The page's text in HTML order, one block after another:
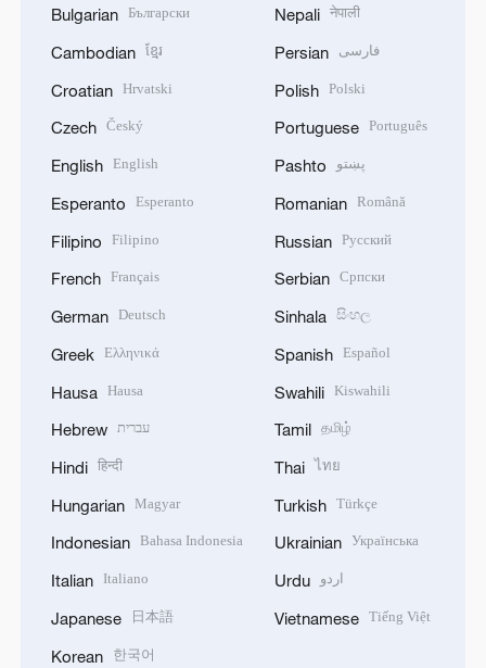
Bulgarian Български
Cambodian ខ្មែរ
Croatian Hrvatski
Czech Český
English English
Esperanto Esperanto
Filipino Filipino
French Français
German Deutsch
Greek Ελληνικά
Hausa Hausa
Hebrew עברית
Hindi हिन्दी
Hungarian Magyar
Indonesian Bahasa Indonesia
Italian Italiano
Japanese 日本語
Korean 한국어
Nepali नेपाली
Persian فارسی
Polish Polski
Portuguese Português
Pashto پښتو
Romanian Română
Russian Русский
Serbian Српски
Sinhala සිංහල
Spanish Español
Swahili Kiswahili
Tamil தமிழ்
Thai ไทย
Turkish Türkçe
Ukrainian Українська
Urdu اردو
Vietnamese Tiếng Việt